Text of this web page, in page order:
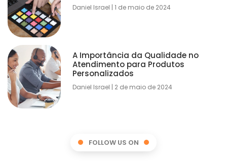
Daniel Israel 1 de maio de 2024
A Importância da Qualidade no
Atendimento para Produtos
Personalizados
Daniel Israel 2 de maio de 2024
FOLLOW US ON